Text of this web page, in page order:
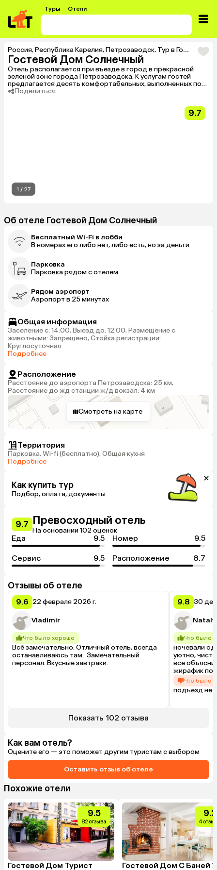
Туры Отели
Россия,Республика Карелия,Петрозаводск, Тур в Гостевой Дом Солнечный
Гостевой Дом Солнечный
Отель располагается при въезде в город в прекрасной
зеленой зоне города Петрозаводска. К услугам гостей
предлагается десять комфортабельных, выполненных по
всем стандартам номеров, оснащенных мебелью и
общественных зонах функционирует бесплатный Wi-Fi.
Поделиться
9.7
1 / 27
Об отеле Гостевой Дом Солнечный
Бесплатный Wi-Fi в лобби
В номерах его либо нет, либо есть, но за деньги
Парковка
Парковка рядом с отелем
Рядом аэропорт
Аэропорт в 25 минутах
Общая информация
Заселение с: 14:00, Выезд до: 12:00, Размещение с
животными: Запрещено, Стойка регистрации:
Круглосуточная
Подробнее
Расположение
Расстояние до аэропорта Петрозаводска: 25 км,
Расстояние до жд станции ж/д вокзал: 4 км
Смотреть на карте
Территория
Парковка, Wi-fi (бесплатно), Общая кухня
Подробнее
Как купить тур
Подбор, оплата, документы
9.7 Превосходный отель
На основании 102 оценок
Еда 9.5 Номер 9.5
Сервис 9.5 Расположение 8.7
Отзывы об отеле
9.6 22 февраля 2026 г.
Vladimir
Что было хорошо
Всё замечательно. Отличный отель, всегда
останавливаюсь там.  Замечательный
персонал. Вкусные завтраки.
9.8 30
Что было
ночевали
уютно,
все
жирафик
Что было
подъезд не
Показать 102 отзыва
Как вам отель?
Оцените его — это поможет другим туристам с выбором
Оставить отзыв об отеле
Похожие отели
9.5
82 отзыва
Гостевой Дом Турист
9.2
4